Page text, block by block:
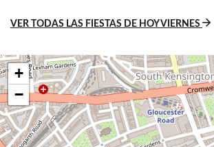
VER TODAS LAS FIESTAS DE HOY VIERNES